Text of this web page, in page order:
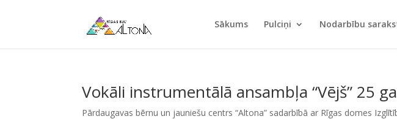
Sākums Pulciņi Nodarbību
Vokāli instrumentālā ansambļa “Vējš” 25
Pārdaugavas bērnu un jauniešu centrs “Altona” sadarbībā ar Rīgas domes